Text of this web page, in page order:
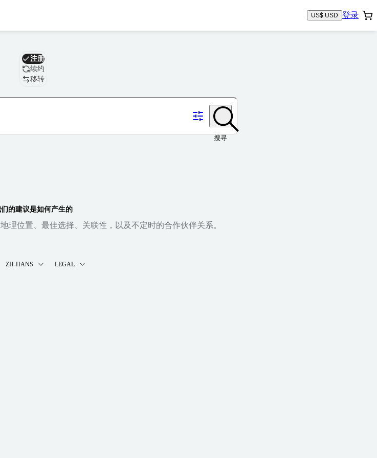
US$ USD 登录
域名注册
续约
移转
搜寻
的建议是如何产生的
理位置、最佳选择、关联性，以及不定时的合作伙伴关系。
ZH-HANS LEGAL